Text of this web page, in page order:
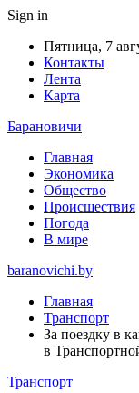
Sign in
Пятница, 7
Контакты
Лента
Карта
Барановичи
Главная
Экономика
Общество
Происшествия
Погода
В мире
baranovichi.by
Главная
Транспорт
За поездку в
в
Транспорт